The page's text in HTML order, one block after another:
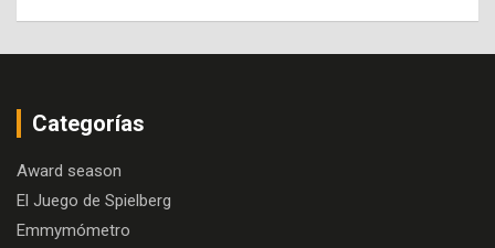
Categorías
Award season
El Juego de Spielberg
Emmymómetro